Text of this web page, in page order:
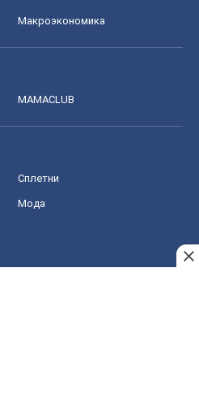
Mакроэкономика
MAMACLUB
Сплетни
Мода